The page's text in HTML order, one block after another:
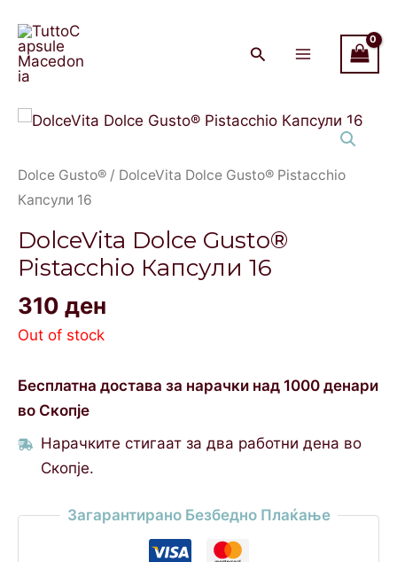
content
Menu
Dolce Gusto® / DolceVita Dolce Gusto® Pistacchio
Капсули 16
DolceVita Dolce Gusto®
Pistacchio Капсули 16
310 ден
Out of stock
Бесплатна достава за нарачки над 1000 денари
во Скопје
Нарачките стигаат за два работни дена во
Скопје.
Загарантирано Безбедно Плаќање